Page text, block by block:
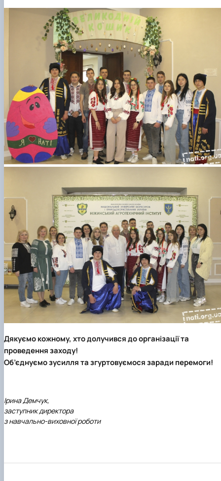
Дякуємо кожному, хто долучився до організації та
проведення заходу!
Об’єднуємо зусилля та згуртовуємося заради перемоги!
Ірина Демчук,
заступник директора
з навчально-виховної роботи